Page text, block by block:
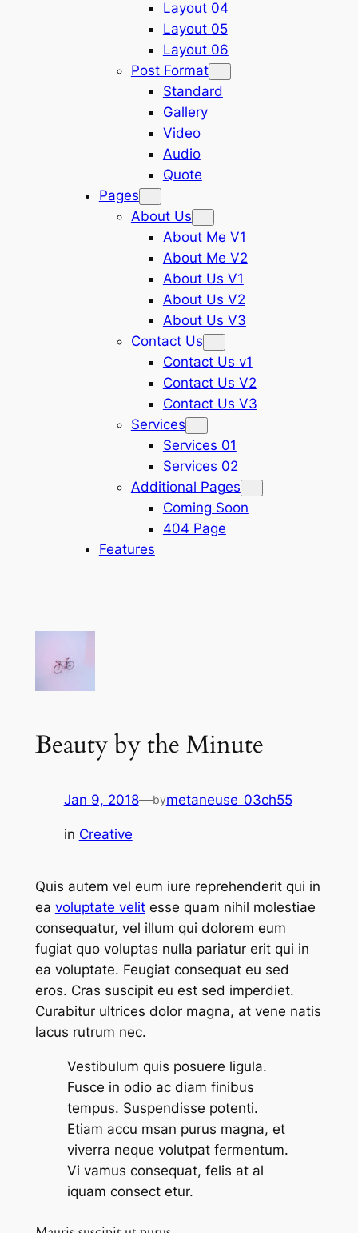
Layout 04
Layout 05
Layout 06
Post Format
Standard
Gallery
Video
Audio
Quote
Pages
About Us
About Me V1
About Me V2
About Us V1
About Us V2
About Us V3
Contact Us
Contact Us v1
Contact Us V2
Contact Us V3
Services
Services 01
Services 02
Additional Pages
Coming Soon
404 Page
Features
Beauty by the Minute
Jan 9, 2018—bymetaneuse_03ch55
in Creative
Quis autem vel eum iure reprehenderit qui in
ea voluptate velitesse quam nihil molestiae
consequatur, vel illum qui dolorem eum
fugiat quo voluptas nulla pariatur erit qui in
ea voluptate. Feugiat consequat eu sed
eros. Cras suscipit eu est sed imperdiet.
Curabitur ultrices dolor magna, at vene natis
lacus rutrum nec.
Vestibulum quis posuere ligula.
Fusce in odio ac diam finibus
tempus. Suspendisse potenti.
Etiam accu msan purus magna, et
viverra neque volutpat fermentum.
Vi vamus consequat, felis at al
iquam consect etur.